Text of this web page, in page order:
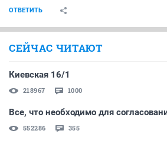
ОТВЕТИТЬ
СЕЙЧАС ЧИТАЮТ
Киевская 16/1
218967 1000
Все, что необходимо для
552286 355